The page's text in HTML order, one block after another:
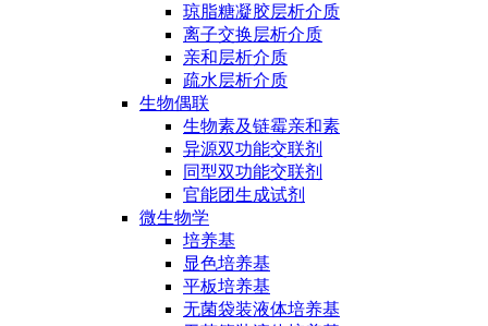
琼脂糖凝胶层析介质
离子交换层析介质
亲和层析介质
疏水层析介质
生物偶联
生物素及链霉亲和素
异源双功能交联剂
同型双功能交联剂
官能团生成试剂
微生物学
培养基
显色培养基
平板培养基
无菌袋装液体培养基